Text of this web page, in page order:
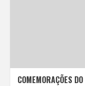
COMEMORAÇÕES